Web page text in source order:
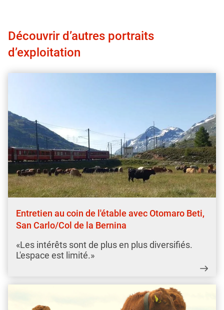
Découvrir d’autres portraits
d’exploitation
Entretien au coin de l'étable avec Otomaro Beti,
San Carlo/Col de la Bernina
«Les intérêts sont de plus en plus diversifiés.
L'espace est limité.»